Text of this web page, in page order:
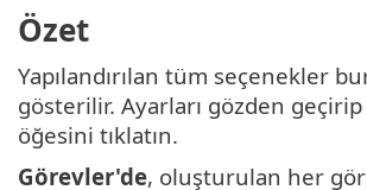
Özet
Yapılandırılan tüm seçenekler
gösterilir. Ayarları gözden geçirip
öğesini tıklatın.
Görevler'de, oluşturulan her